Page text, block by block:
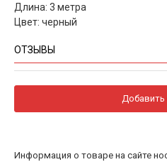
Длина: 3 метра
Цвет: черный
ОТЗЫВЫ
Информация о товаре на сайте